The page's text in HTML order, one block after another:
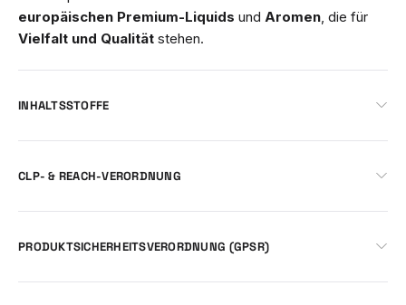
europäischen Premium-Liquids und Aromen , die für
Vielfalt und Qualität stehen.
INHALTSSTOFFE
CLP- & REACH-VERORDNUNG
PRODUKTSICHERHEITSVERORDNUNG (GPSR)